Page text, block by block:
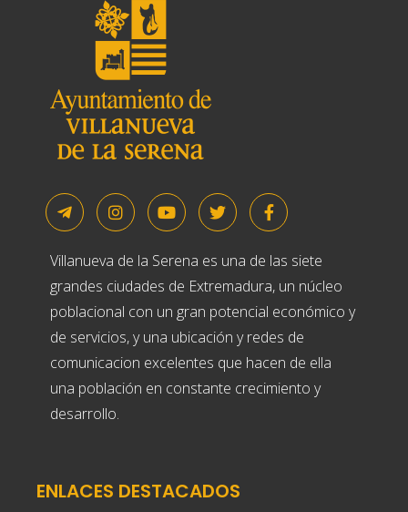
Villanueva de la Serena es una de las siete
grandes ciudades de Extremadura, un núcleo
poblacional con un gran potencial económico y
de servicios, y una ubicación y redes de
comunicacion excelentes que hacen de ella
una población en constante crecimiento y
desarrollo.
ENLACES DESTACADOS